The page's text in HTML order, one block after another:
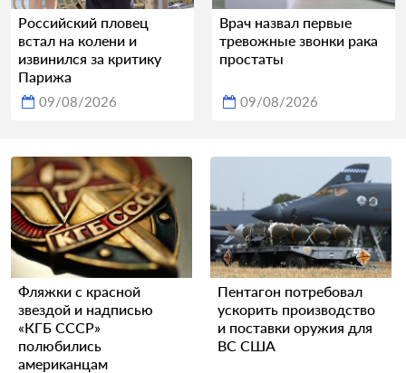
Российский пловец
встал на колени и
извинился за критику
Парижа
09/08/2026
Врач назвал первые
тревожные звонки рака
простаты
09/08/2026
Фляжки с красной
звездой и надписью
«КГБ СССР»
полюбились
американцам
Пентагон потребовал
ускорить производство
и поставки оружия для
ВС США